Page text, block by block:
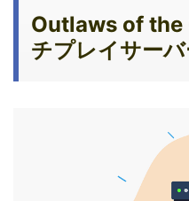
Outlaws of the
チプレイサー